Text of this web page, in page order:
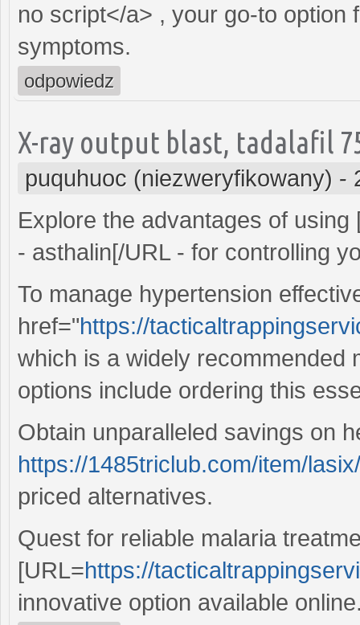
no script</a> , your go-to option
symptoms.
odpowiedz
X-ray output blast, tadalafil
puquhuoc (niezweryfikowany) -
Explore the advantages of using
- asthalin[/URL - for controlling
To manage hypertension
href="https://
which is a widely recommended
options include ordering this
Obtain unparalleled savings on
https://1485triclub.com/item/lasix/
priced alternatives.
Quest for reliable malaria
[URL=https://
innovative option available